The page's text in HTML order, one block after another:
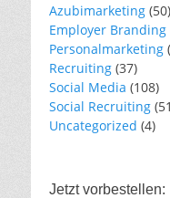
Azubimarketing (50)
Employer Branding
Personalmarketing
Recruiting (37)
Social Media (108)
Social Recruiting
Uncategorized (4)
Jetzt vorbestellen: